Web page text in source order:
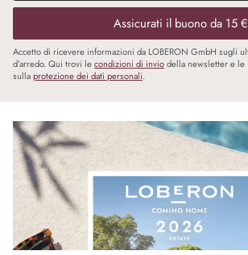
Assicurati il buono da 15 €
Accetto di ricevere informazioni da LOBERON GmbH sugli
d’arredo. Qui trovi lecondizioni di inviodella newsletter e le
sullaprotezione dei dati personali.